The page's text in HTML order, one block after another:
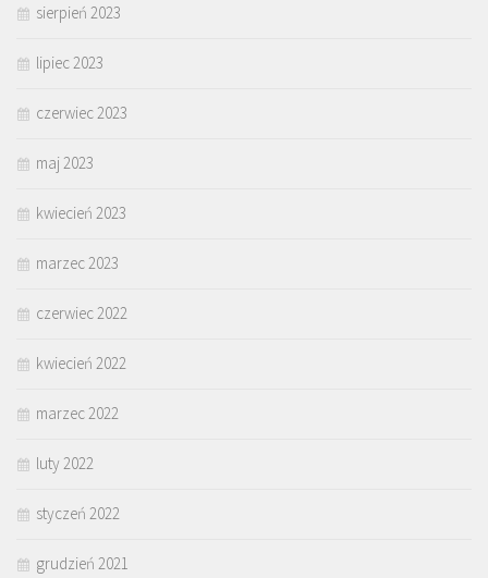
sierpień 2023
lipiec 2023
czerwiec 2023
maj 2023
kwiecień 2023
marzec 2023
czerwiec 2022
kwiecień 2022
marzec 2022
luty 2022
styczeń 2022
grudzień 2021